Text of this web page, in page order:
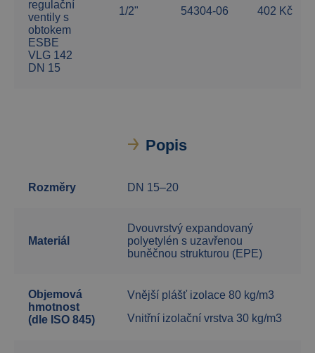
regulační
ventily s
obtokem
ESBE
VLG 142
DN 15
1/2" 54304-06 402 Kč
Popis
Rozměry DN 15–20
Materiál
Dvouvrstvý expandovaný
polyetylén s uzavřenou
buněčnou strukturou (EPE)
Objemová
hmotnost
(dle ISO 845)
Vnější plášť izolace 80 kg/m3
Vnitřní izolační vrstva 30 kg/m3